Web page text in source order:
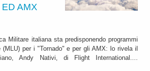
AMX
Militare italiana sta predisponendo programmi
(MLU) per i "Tornado" e per gli AMX: lo rivela il
Andy Nativi, di Flight International....